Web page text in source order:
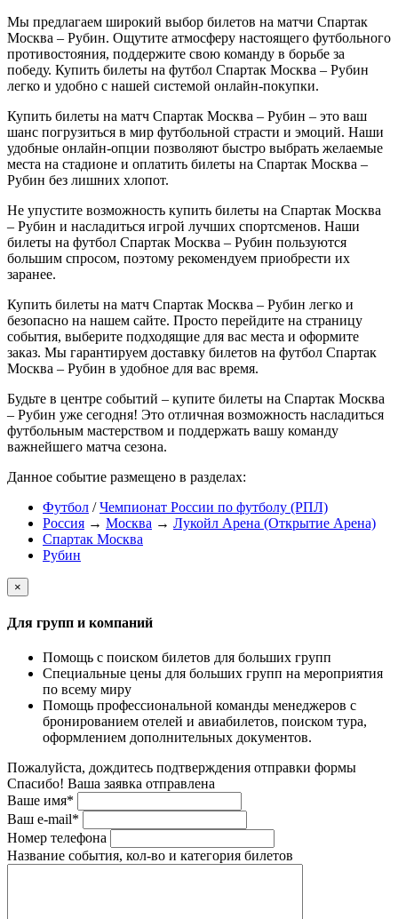
Мы предлагаем широкий выбор билетов на матчи Спартак
Москва – Рубин. Ощутите атмосферу настоящего футбольного
противостояния, поддержите свою команду в борьбе за
победу. Купить билеты на футбол Спартак Москва – Рубин
легко и удобно с нашей системой онлайн-покупки.
Купить билеты на матч Спартак Москва – Рубин – это ваш
шанс погрузиться в мир футбольной страсти и эмоций. Наши
удобные онлайн-опции позволяют быстро выбрать желаемые
места на стадионе и оплатить билеты на Спартак Москва –
Рубин без лишних хлопот.
Не упустите возможность купить билеты на Спартак Москва
– Рубин и насладиться игрой лучших спортсменов. Наши
билеты на футбол Спартак Москва – Рубин пользуются
большим спросом, поэтому рекомендуем приобрести их
заранее.
Купить билеты на матч Спартак Москва – Рубин легко и
безопасно на нашем сайте. Просто перейдите на страницу
события, выберите подходящие для вас места и оформите
заказ. Мы гарантируем доставку билетов на футбол Спартак
Москва – Рубин в удобное для вас время.
Будьте в центре событий – купите билеты на Спартак Москва
– Рубин уже сегодня! Это отличная возможность насладиться
футбольным мастерством и поддержать вашу команду
важнейшего матча сезона.
Данное событие размещено в разделах:
Футбол /Чемпионат России по футболу (РПЛ)
Россия → Москва → Лукойл Арена (Открытие Арена)
Спартак Москва
Рубин
×
Для групп и компаний
Помощь с поиском билетов для больших групп
Специальные цены для больших групп на мероприятия
по всему миру
Помощь профессиональной команды менеджеров с
бронированием отелей и авиабилетов, поиском тура,
оформлением дополнительных документов.
Пожалуйста, дождитесь подтверждения отправки формы
Спасибо! Ваша заявка отправлена
Ваше имя*
Ваш e-mail*
Номер телефона
Название события, кол-во и категория билетов